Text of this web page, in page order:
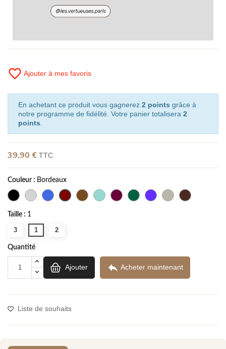
favorite_border Ajouter à mes favoris
En achetant ce produit vous gagnerez 2 points grâce à
notre programme de fidélité. Votre panier totalisera 2
points
39,90 € TTC
Couleur : Bordeaux
Taille : 1
3 1 2
Quantité
Ajouter  Acheter maintenant
Liste de souhaits